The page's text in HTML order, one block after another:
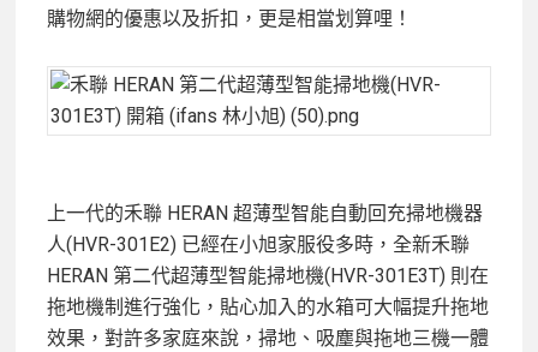
購物網的優惠以及折扣，更是相當划算哩！
上一代的禾聯 HERAN 超薄型智能自動回充掃地機器
人(HVR-301E2) 已經在小旭家服役多時，全新禾聯
HERAN 第二代超薄型智能掃地機(HVR-301E3T) 則在
拖地機制進行強化，貼心加入的水箱可大幅提升拖地
效果，對許多家庭來說，掃地、吸塵與拖地三機一體